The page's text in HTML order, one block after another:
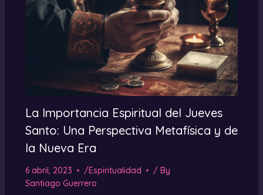
La Importancia Espiritual del Jueves
Santo: Una Perspectiva Metafísica y de
la Nueva Era
6 abril, 2023 /Espiritualidad
/ By
Santiago Guerrero